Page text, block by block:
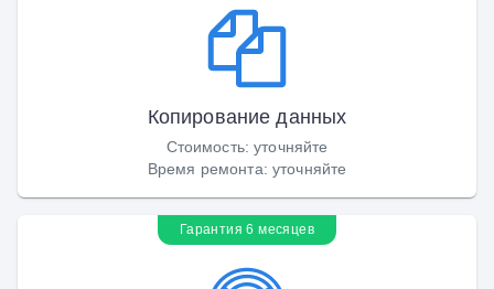
Копирование данных
Стоимость:уточняйте
Время ремонта: уточняйте
Гарантия 6 месяцев